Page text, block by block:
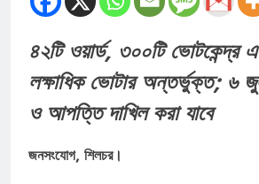
৪২টি ওয়ার্ড, ৩০০টি ভোটকেন্দ্র
লক্ষাধিক ভোটার অন্তর্ভুক্ত; ৬
ও আপত্তি দাখিল করা যাবে
জনসংযোগ, শিলচর।